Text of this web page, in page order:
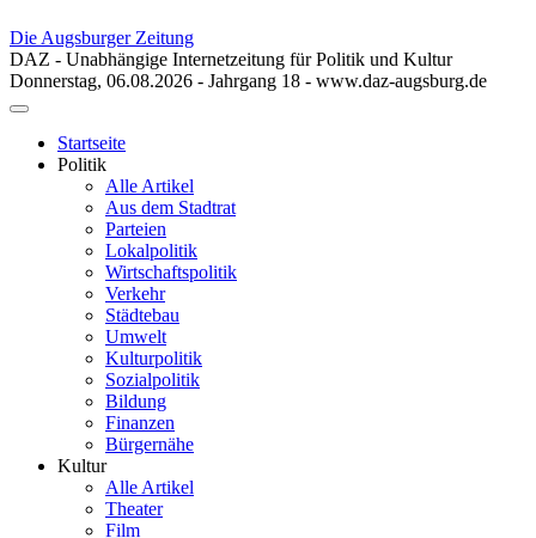
Die Augsburger Zeitung
DAZ - Unabhängige Internetzeitung für Politik und Kultur
Donnerstag, 06.08.2026 - Jahrgang 18 - www.daz-augsburg.de
Toggle
navigationStartseite
Politik
Alle Artikel
Aus dem Stadtrat
Parteien
Lokalpolitik
Wirtschaftspolitik
Verkehr
Städtebau
Umwelt
Kulturpolitik
Sozialpolitik
Bildung
Finanzen
Bürgernähe
Kultur
Alle Artikel
Theater
Film